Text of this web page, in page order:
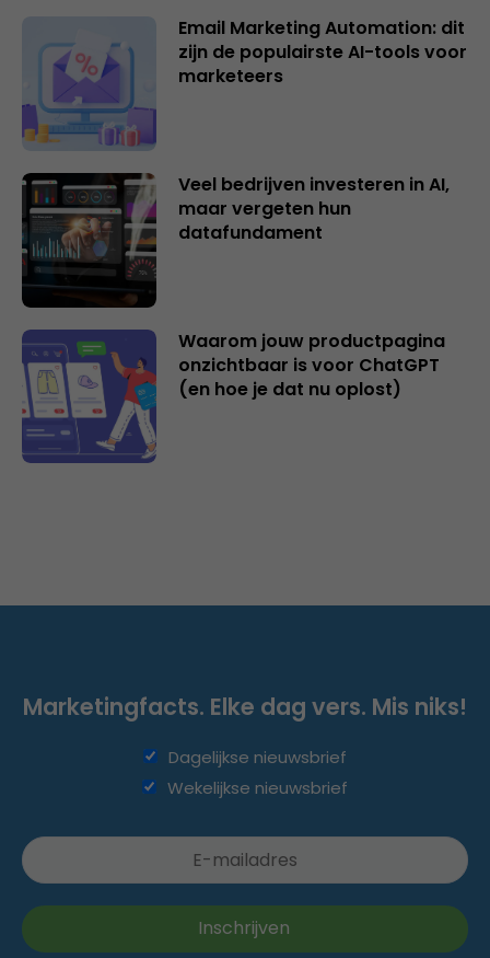
Email Marketing Automation: dit
zijn de populairste AI-tools voor
marketeers
Veel bedrijven investeren in AI,
maar vergeten hun
datafundament
Waarom jouw productpagina
onzichtbaar is voor ChatGPT
(en hoe je dat nu oplost)
Marketingfacts. Elke dag vers. Mis niks!
Dagelijkse nieuwsbrief
Wekelijkse nieuwsbrief